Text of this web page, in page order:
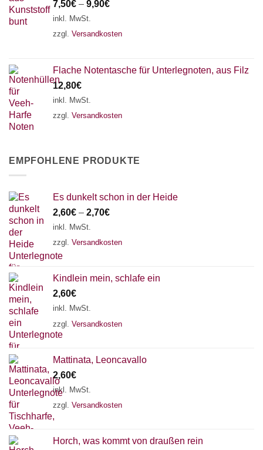
7,50€ – 9,90€
inkl. MwSt.
zzgl. Versandkosten
Flache Notentasche für Unterlegnoten, aus Filz
12,80€
inkl. MwSt.
zzgl. Versandkosten
EMPFOHLENE PRODUKTE
Es dunkelt schon in der Heide
2,60€ – 2,70€
inkl. MwSt.
zzgl. Versandkosten
Kindlein mein, schlafe ein
2,60€
inkl. MwSt.
zzgl. Versandkosten
Mattinata, Leoncavallo
2,60€
inkl. MwSt.
zzgl. Versandkosten
Horch, was kommt von draußen rein